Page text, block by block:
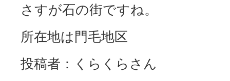
さすが石の街ですね。
所在地は門毛地区
投稿者：くらくらさん